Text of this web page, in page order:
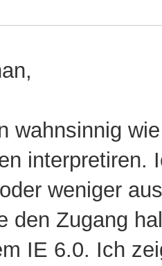
wahnsinnig
interpretiren.
weniger
den Zugang
IE 6.0. Ich